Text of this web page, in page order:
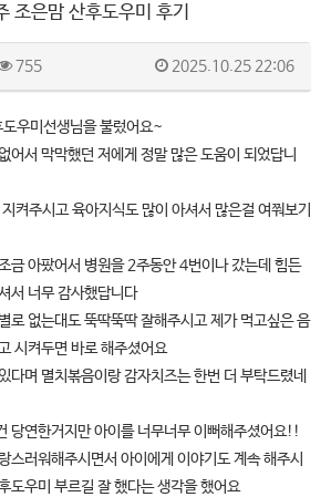
조은맘 산후도우미 후기
755 2025.10.25 22:06
우미선생님을 불렀어요~
어서 막막했던 저에게 정말 많은 도움이 되었답니
켜주시고 육아지식도 많이 아셔서 많은걸 여쭤보기
금 아팠어서 병원을 2주동안 4번이나 갔는데 힘든
서 너무 감사했답니다
로 없는대도 뚝딱뚝딱 잘해주시고 제가 먹고싶은 음
시켜두면 바로 해주셨어요
다며 멸치볶음이랑 감자치즈는 한번 더 부탁드렸네
당연한거지만 아이를 너무너무 이뻐해주셨어요!!
스러워해주시면서 아이에게 이야기도 계속 해주시
도우미 부르길 잘 했다는 생각을 했어요